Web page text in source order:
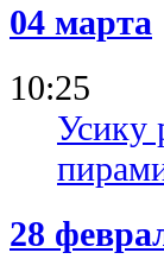
04 марта
10:25
Усику
28